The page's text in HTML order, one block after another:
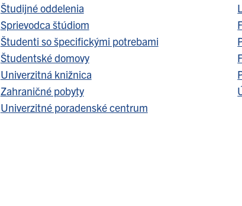
Študijné oddelenia
Sprievodca štúdiom
Študenti so špecifickými potrebami
Študentské domovy
Univerzitná knižnica
Zahraničné pobyty
Univerzitné poradenské centrum